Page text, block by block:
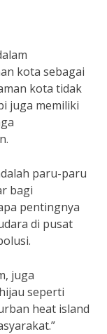
kota sebagai
kota tidak
juga memiliki
paru-paru
bagi
pentingnya
di pusat
juga
seperti
heat island